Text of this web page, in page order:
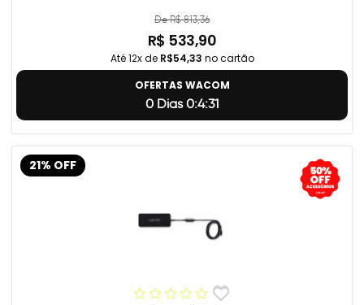
De R$ 813,36
R$ 533,90
Até 12x de R$54,33 no cartão
OFERTAS WACOM
0 Dias 0:4:31
21% OFF